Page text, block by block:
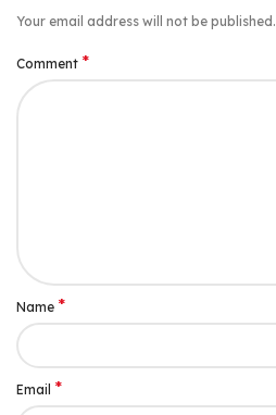
Your email address will not be published.
Comment *
Name *
Email *